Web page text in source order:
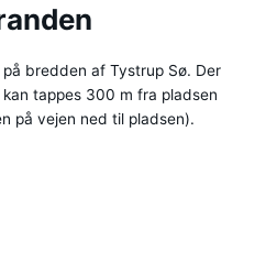
bredden af Tystrup Sø. Der
tappes 300 m fra pladsen
på vejen ned til pladsen).